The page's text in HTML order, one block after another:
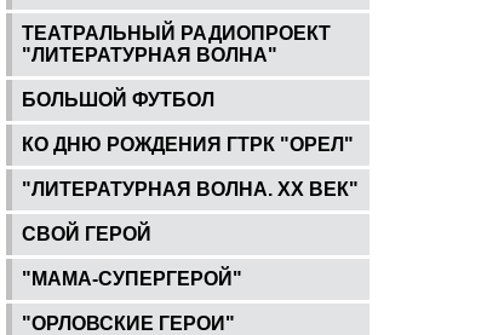
ТЕАТРАЛЬНЫЙ РАДИОПРОЕКТ
"ЛИТЕРАТУРНАЯ ВОЛНА"
БОЛЬШОЙ ФУТБОЛ
КО ДНЮ РОЖДЕНИЯ ГТРК "ОРЕЛ"
"ЛИТЕРАТУРНАЯ ВОЛНА. ХХ ВЕК"
СВОЙ ГЕРОЙ
"МАМА-СУПЕРГЕРОЙ"
"ОРЛОВСКИЕ ГЕРОИ"